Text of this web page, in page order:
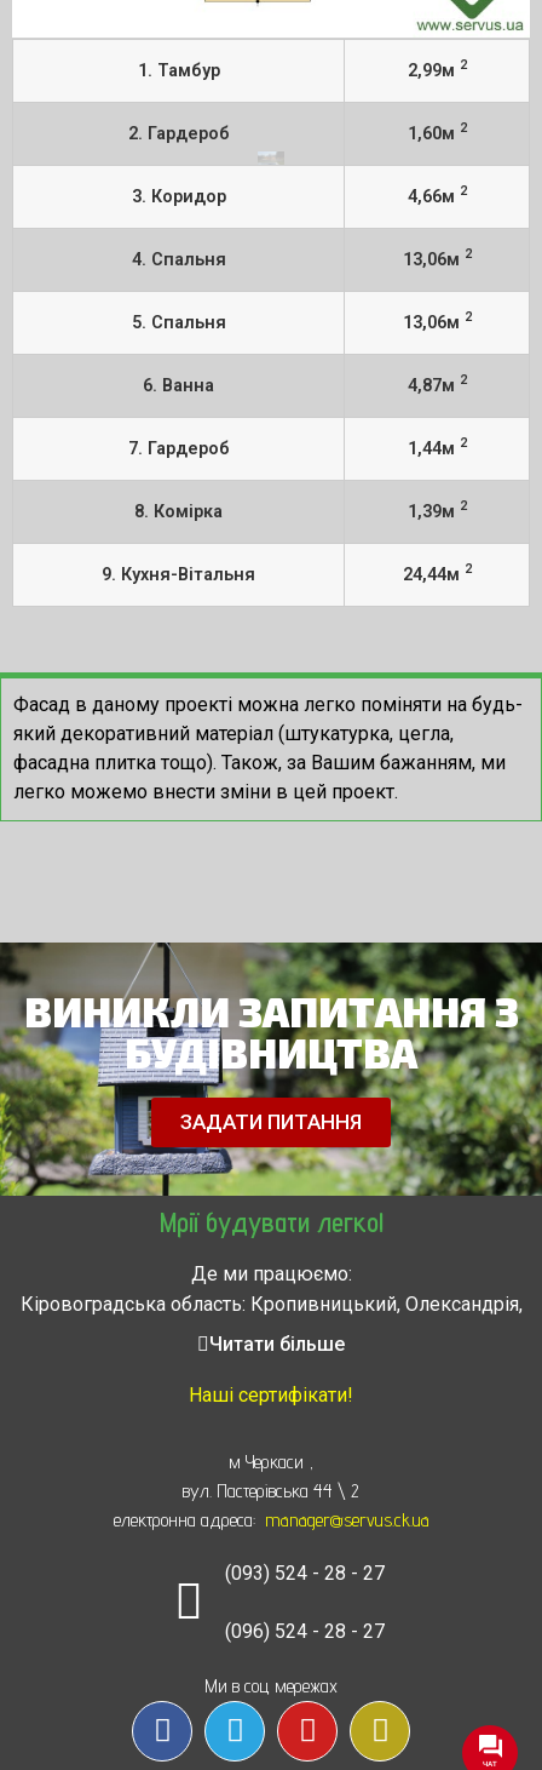
1. Тамбур 2,99м 2
2. Гардероб 1,60м 2
3. Коридор 4,66м 2
4. Спальня 13,06м 2
5. Спальня 13,06м 2
6. Ванна 4,87м 2
7. Гардероб 1,44м 2
8. Комірка 1,39м 2
9. Кухня-Вітальня 24,44м 2
Фасад в даному проекті можна легко поміняти на будь-
який декоративний матеріал (штукатурка, цегла,
фасадна плитка тощо). Також, за Вашим бажанням, ми
легко можемо внести зміни в цей проект.
ВИНИКЛИ ЗАПИТАННЯ З
БУДІВНИЦТВА
ЗАДАТИ ПИТАННЯ
Мрії будувати легко!
Де ми працюємо:
Кіровоградська область: Кропивницький, Олександрія,
Знам’янка, Долинська, Новоархангельськ, Світловодськ
Звенигородка, Золотоноша, Каменка, Канев, Корсунь-
Монастырище, Смела, Тальное, Умань, Христиновка.
Черкассы, Чигирин, Чорнобай, Шпола
Читати більше
Наші сертифікати!
м Черкаси
вул. Пастерівська 44 \ 2
електронна адреса: manager@servus.ck.ua
(093) 524 - 28 - 27
(096) 524 - 28 - 27
Ми в соц мережах
ЧАТ